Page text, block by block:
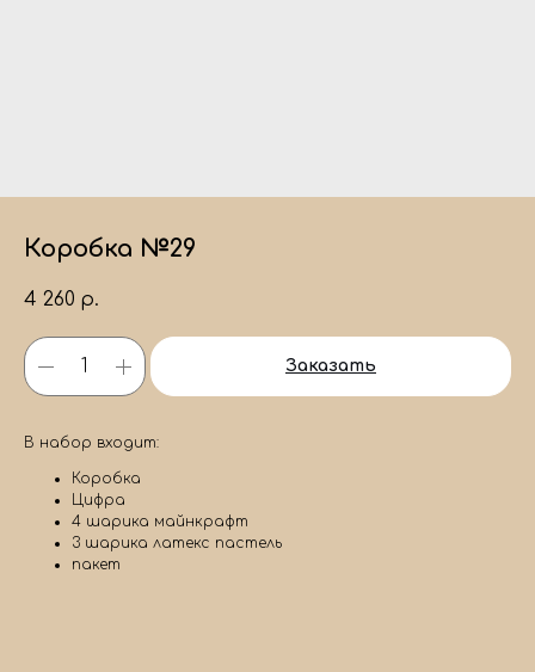
Коробка №29
4 260 р.
Заказать
В набор входит:
Коробка
Цифра
4 шарика майнкрафт
3 шарика латекс пастель
пакет